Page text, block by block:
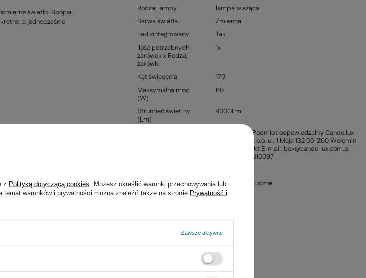
światło. Spójna,
a jednocześnie
Rodzaj lampy
lampa wisząca
Barwa światła
Zmienna
Led zintegrowany
Tak
Ilość potrzebnych
żarówek x Rodzaj
żarówki
1x
Kąt świecenia
170
Maksymalna moc
(W)
60
Strumień świetlny
(Lm)
4000Lm
Producent / Podmiot odpowiedzalny Candellux
Lighting Sp. z o.o. ul. 1 Maja 132 05-200 Wołomin
Polska Kontakt E-mail: bok@candellux.com.pl
Telefon: +221010097
Tworzywo sztuczne
z Polityką dotyczącą cookies . Możesz określić warunki przechowywania lub
warunków i prywatności można znaleźć także na stronie Prywatność i
Zawsze aktywne